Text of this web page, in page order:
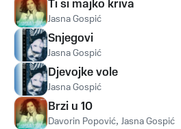
Ti si majko kriva
Jasna Gospić
Snjegovi
Jasna Gospić
Djevojke vole
Jasna Gospić
Brzi u 10
Davorin Popović, Jasna Gospić